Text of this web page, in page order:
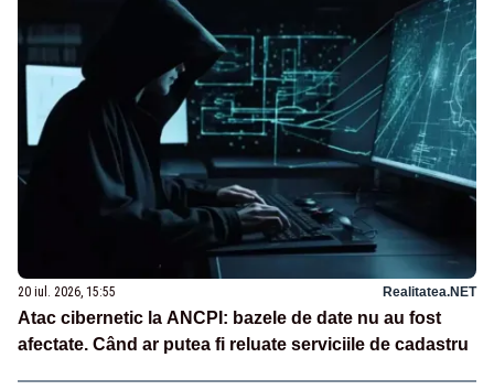
20 iul. 2026, 15:55 Realitatea.NET
Atac cibernetic la ANCPI: bazele de date nu au fost
afectate. Când ar putea fi reluate serviciile de cadastru